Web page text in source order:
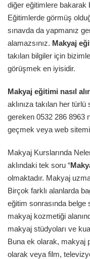
diğer eğitimlere bakarak
Eğitimlerde görmüş
sınavda da yapmanız
alamazsınız. Makyaj
takılan bilgiler için
görüşmek en iyisidir.
Makyaj eğitimi nasıl
aklınıza takılan her
gereken 0532 286 8963
geçmek veya web
Makyaj Kurslarında
aklındaki tek soru “
olmaktadır. Makyaj
Birçok farklı alanlarda
eğitim sonrasında belge
makyaj kozmetiği
makyaj stüdyoları ve
Buna ek olarak, makyaj
olarak veya film,